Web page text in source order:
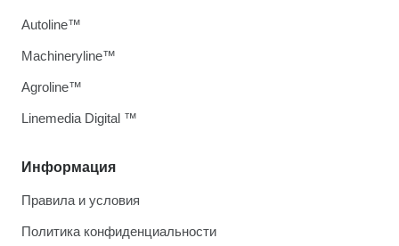
Информация
Правила и условия
Политика конфиденциальности
Autoline™
Machineryline™
Agroline™
Linemedia Digital ™